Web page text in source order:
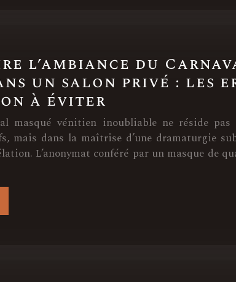
l’ambiance du
un salon privé : les
à éviter
masqué vénitien inoubliable ne réside pas
mais dans la maîtrise d’une dramaturgie
L’anonymat conféré par un masque de